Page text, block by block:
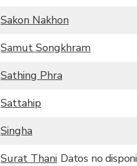
Sakon Nakhon
Samut Songkhram
Sathing Phra
Sattahip
Singha
Surat Thani Datos no